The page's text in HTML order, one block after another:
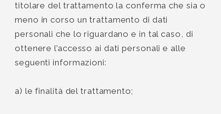
titolare del trattamento la conferma che sia o
meno in corso un trattamento di dati
personali che lo riguardano e in tal caso, di
ottenere l’accesso ai dati personali e alle
seguenti informazioni:
a) le finalità del trattamento;